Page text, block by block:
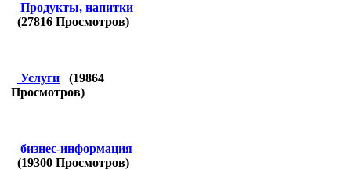
Продукты, напитки
(27816 Просмотров)
Услуги (19864
Просмотров)
бизнес-информация
(19300 Просмотров)